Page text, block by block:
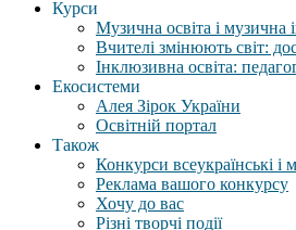
Курси
Музична освіта і музична
Вчителі змінюють світ:
Інклюзивна освіта:
Екосистеми
Алея Зірок України
Освітній портал
Також
Конкурси всеукраїнські і
Реклама вашого конкурсу
Хочу до вас
Різні творчі події